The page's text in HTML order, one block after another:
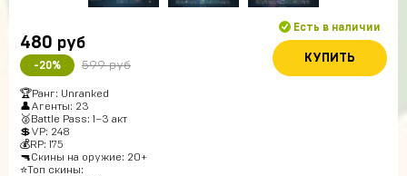
480 руб
-20% 599 руб
Есть в наличии
КУПИТЬ
🏆Ранг: Unranked
👤Агенты: 23
🥈Battle Pass: 1–3 акт
💲VP: 248
💰RP: 175
🔫Скины на оружие: 20+
⭐Топ скины: